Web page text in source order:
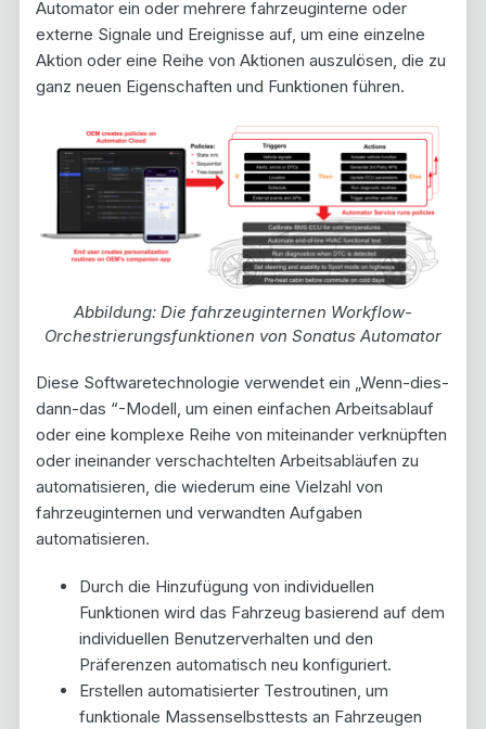
Automator ein oder mehrere fahrzeuginterne oder
externe Signale und Ereignisse auf, um eine einzelne
Aktion oder eine Reihe von Aktionen auszulösen, die zu
ganz neuen Eigenschaften und Funktionen führen.
Abbildung: Die fahrzeuginternen Workflow-
Orchestrierungsfunktionen von Sonatus Automator
Diese Softwaretechnologie verwendet ein „Wenn-dies-
dann-das “-Modell, um einen einfachen Arbeitsablauf
oder eine komplexe Reihe von miteinander verknüpften
oder ineinander verschachtelten Arbeitsabläufen zu
automatisieren, die wiederum eine Vielzahl von
fahrzeuginternen und verwandten Aufgaben
automatisieren.
Durch die Hinzufügung von individuellen
Funktionen wird das Fahrzeug basierend auf dem
individuellen Benutzerverhalten und den
Präferenzen automatisch neu konfiguriert.
Erstellen automatisierter Testroutinen, um
funktionale Massenselbsttests an Fahrzeugen